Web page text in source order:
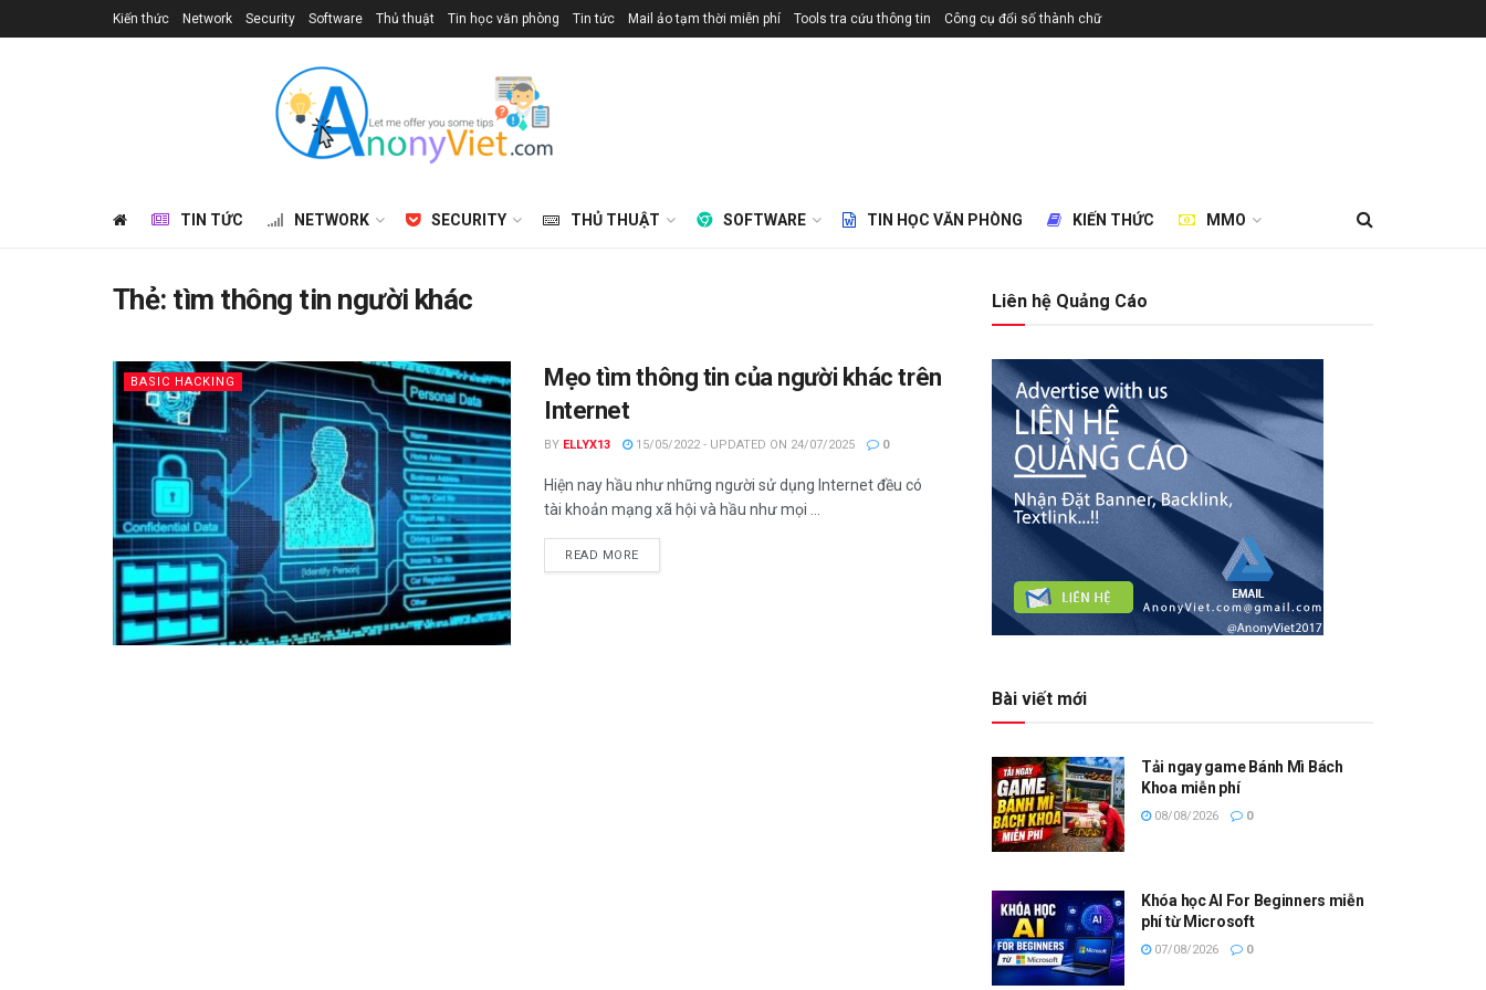
Kiến thức Network Security Software Thủ thuật Tin học văn phòng Tin tức Mail ảo tạm thời miễn phí Tools tra cứu thông tin Công cụ đổi số thành chữ
TIN TỨC NETWORK SECURITY THỦ THUẬT SOFTWARE TIN HỌC VĂN PHÒNG KIẾN THỨC MMO
Thẻ: tìm thông tin người khác
BASIC HACKING
Mẹo tìm thông tin của người khác trên
Internet
BY ELLYX13 15/05/2022 - UPDATED ON 24/07/2025 0
Hiện nay hầu như những người sử dụng Internet đều có
tài khoản mạng xã hội và hầu như mọi ...
READ MOREDETAILS
Liên hệ Quảng Cáo
Bài viết mới
Tải ngay game Bánh Mì Bách
Khoa miễn phí
08/08/2026 0
Khóa học AI For Beginners miễn
phí từ Microsoft
07/08/2026 0